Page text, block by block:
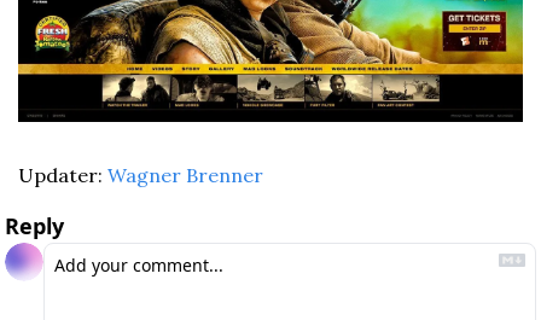
Updater: Wagner Brenner
Reply